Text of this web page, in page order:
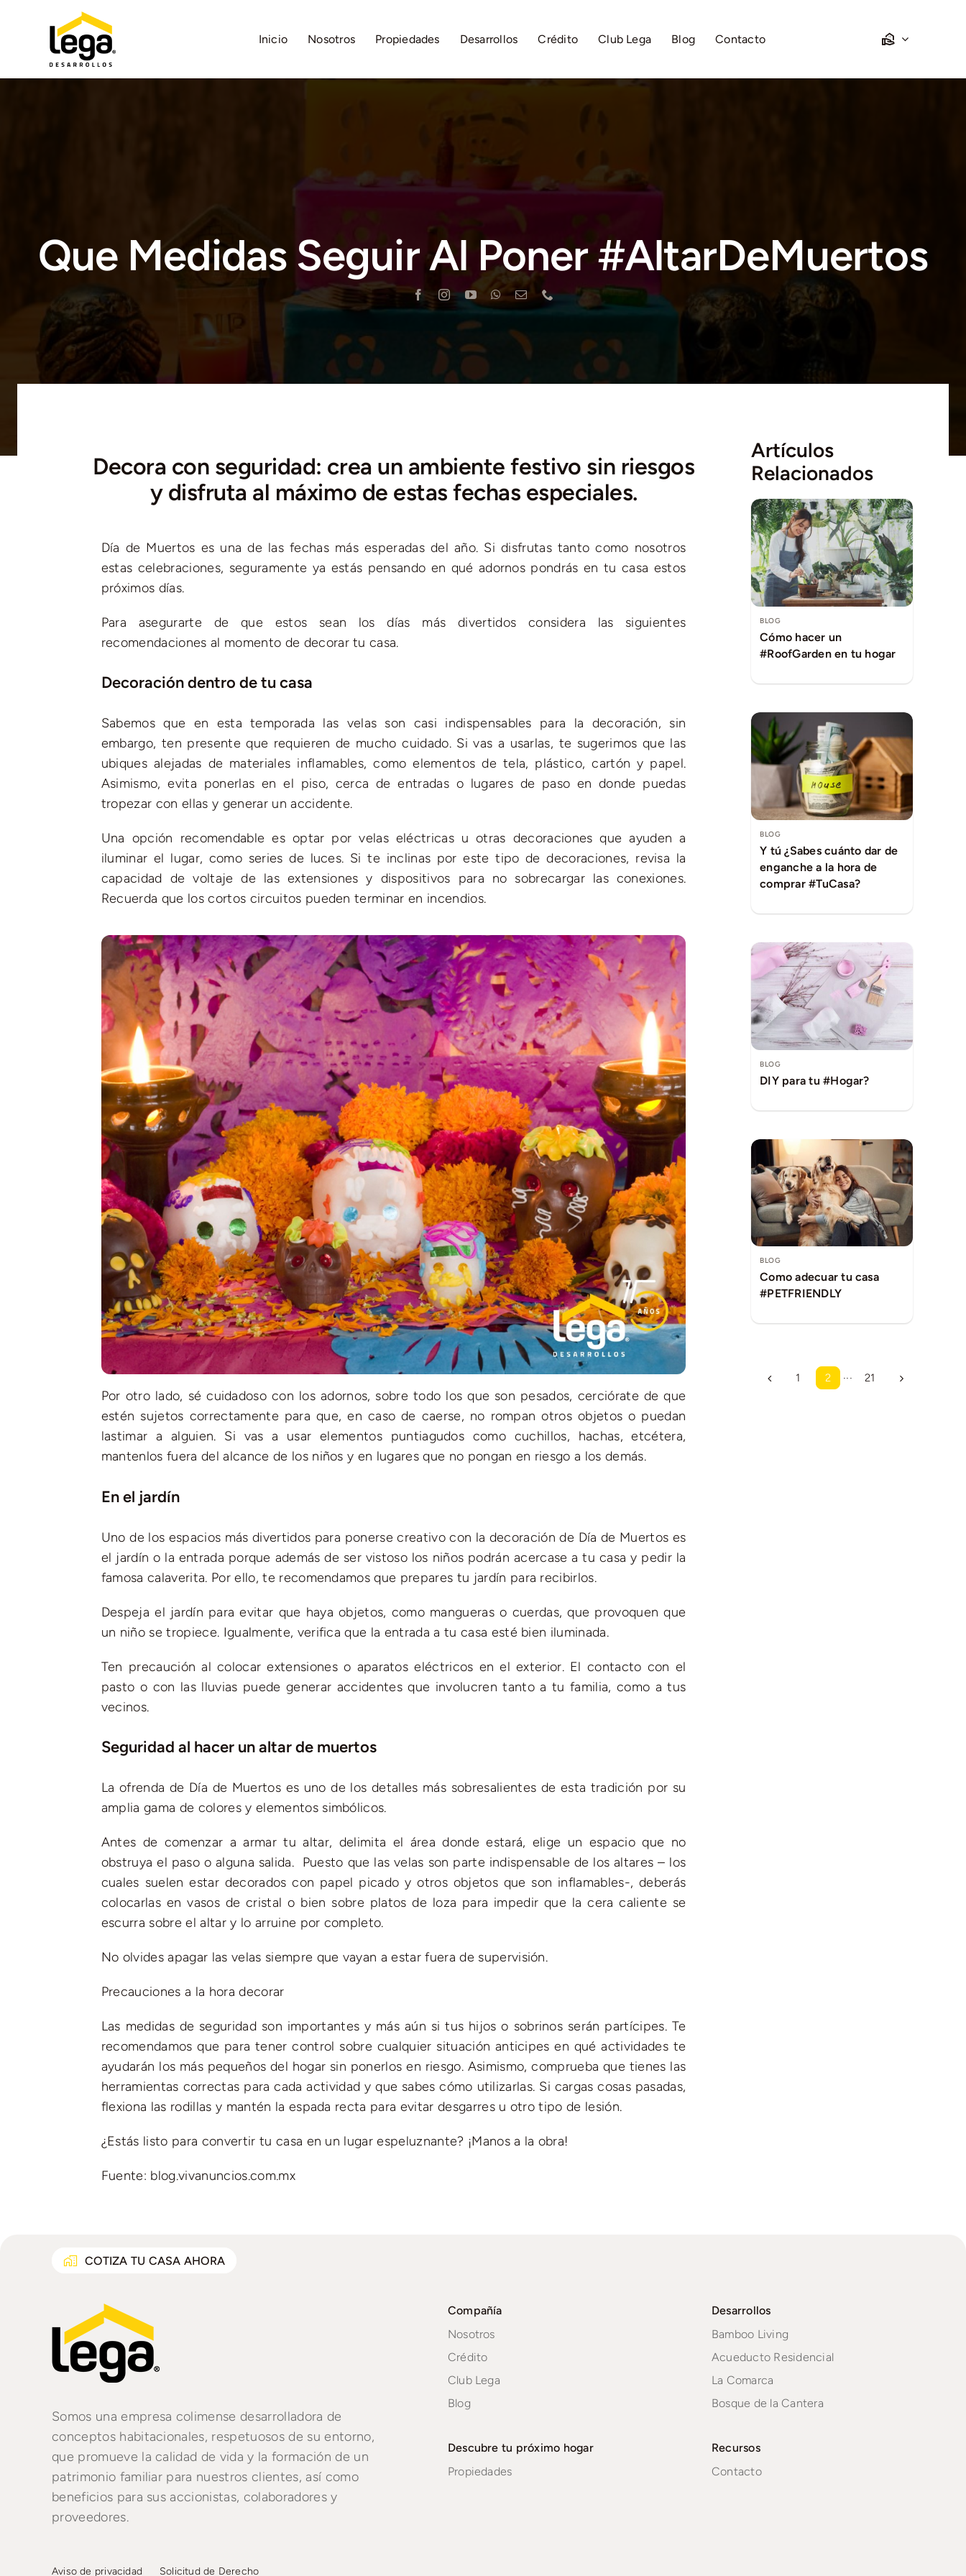
contenido
Inicio Nosotros Propiedades Desarrollos Crédito Club Lega Blog Contacto
Que Medidas Seguir Al Poner #AltarDeMuertos
Decora con seguridad: crea un ambiente festivo sin riesgos
y disfruta al máximo de estas fechas especiales.
Día de Muertos es una de las fechas más esperadas del año. Si disfrutas tanto como nosotros
estas celebraciones, seguramente ya estás pensando en qué adornos pondrás en tu casa estos
próximos días.
Para asegurarte de que estos sean los días más divertidos considera las siguientes
recomendaciones al momento de decorar tu casa.
Decoración dentro de tu casa
Sabemos que en esta temporada las velas son casi indispensables para la decoración, sin
embargo, ten presente que requieren de mucho cuidado. Si vas a usarlas, te sugerimos que las
ubiques alejadas de materiales inflamables, como elementos de tela, plástico, cartón y papel.
Asimismo, evita ponerlas en el piso, cerca de entradas o lugares de paso en donde puedas
tropezar con ellas y generar un accidente.
Una opción recomendable es optar por velas eléctricas u otras decoraciones que ayuden a
iluminar el lugar, como series de luces. Si te inclinas por este tipo de decoraciones, revisa la
capacidad de voltaje de las extensiones y dispositivos para no sobrecargar las conexiones.
Recuerda que los cortos circuitos pueden terminar en incendios.
Por otro lado, sé cuidadoso con los adornos, sobre todo los que son pesados, cerciórate de que
estén sujetos correctamente para que, en caso de caerse, no rompan otros objetos o puedan
lastimar a alguien. Si vas a usar elementos puntiagudos como cuchillos, hachas, etcétera,
mantenlos fuera del alcance de los niños y en lugares que no pongan en riesgo a los demás.
En el jardín
Uno de los espacios más divertidos para ponerse creativo con la decoración de Día de Muertos es
el jardín o la entrada porque además de ser vistoso los niños podrán acercase a tu casa y pedir la
famosa calaverita. Por ello, te recomendamos que prepares tu jardín para recibirlos.
Despeja el jardín para evitar que haya objetos, como mangueras o cuerdas, que provoquen que
un niño se tropiece. Igualmente, verifica que la entrada a tu casa esté bien iluminada.
Ten precaución al colocar extensiones o aparatos eléctricos en el exterior. El contacto con el
pasto o con las lluvias puede generar accidentes que involucren tanto a tu familia, como a tus
vecinos.
Seguridad al hacer un altar de muertos
La ofrenda de Día de Muertos es uno de los detalles más sobresalientes de esta tradición por su
amplia gama de colores y elementos simbólicos.
Antes de comenzar a armar tu altar, delimita el área donde estará, elige un espacio que no
obstruya el paso o alguna salida. Puesto que las velas son parte indispensable de los altares – los
cuales suelen estar decorados con papel picado y otros objetos que son inflamables-, deberás
colocarlas en vasos de cristal o bien sobre platos de loza para impedir que la cera caliente se
escurra sobre el altar y lo arruine por completo.
No olvides apagar las velas siempre que vayan a estar fuera de supervisión.
Precauciones a la hora decorar
Las medidas de seguridad son importantes y más aún si tus hijos o sobrinos serán partícipes. Te
recomendamos que para tener control sobre cualquier situación anticipes en qué actividades te
ayudarán los más pequeños del hogar sin ponerlos en riesgo. Asimismo, comprueba que tienes las
herramientas correctas para cada actividad y que sabes cómo utilizarlas. Si cargas cosas pasadas,
flexiona las rodillas y mantén la espada recta para evitar desgarres u otro tipo de lesión.
¿Estás listo para convertir tu casa en un lugar espeluznante? ¡Manos a la obra!
Fuente: blog.vivanuncios.com.mx
Artículos
Relacionados
BLOG
Cómo hacer un
#RoofGarden en tu hogar
BLOG
Y tú ¿Sabes cuánto dar de
enganche a la hora de
comprar #TuCasa?
BLOG
DIY para tu #Hogar?
BLOG
Como adecuar tu casa
#PETFRIENDLY
1 2 ··· 21
COTIZA TU CASA AHORA
Somos una empresa colimense desarrolladora de
conceptos habitacionales, respetuosos de su entorno,
que promueve la calidad de vida y la formación de un
patrimonio familiar para nuestros clientes, así como
beneficios para sus accionistas, colaboradores y
proveedores.
Compañía
Nosotros
Crédito
Club Lega
Blog
Descubre tu próximo hogar
Propiedades
Desarrollos
Bamboo Living
Acueducto Residencial
La Comarca
Bosque de la Cantera
Recursos
Contacto
Aviso de privacidad Solicitud de Derecho